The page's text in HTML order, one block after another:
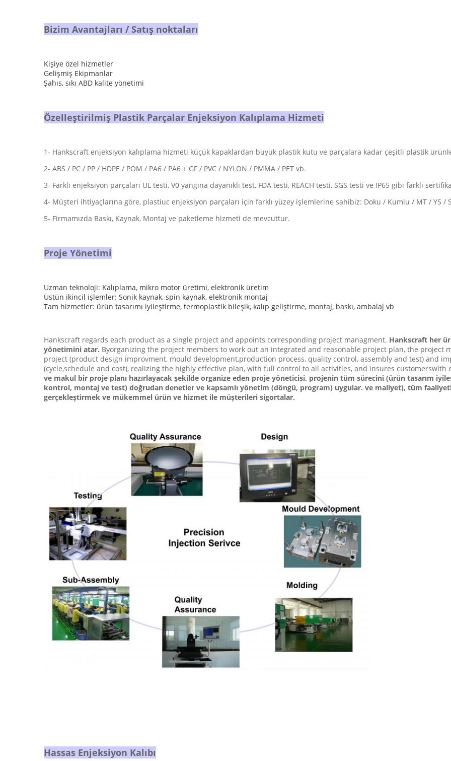
Bizim Avantajları / Satış noktaları
Kişiye özel hizmetler
Gelişmiş Ekipmanlar
Şahıs, sıkı ABD kalite yönetimi
Özelleştirilmiş Plastik Parçalar Enjeksiyon Kalıplama Hizmeti
1- Hankscraft enjeksiyon kalıplama hizmeti küçük kapaklardan büyük plastik kutu ve parçalara kadar çeşitli plastik
2- ABS / PC / PP / HDPE / POM / PA6 / PA6 + GF / PVC / NYLON / PMMA / PET vb.
3- Farklı enjeksiyon parçaları UL testi, V0 yangına dayanıklı test, FDA testi, REACH testi, SGS testi ve IP65 gibi farklı
4- Müşteri ihtiyaçlarına göre, plastiuc enjeksiyon parçaları için farklı yüzey işlemlerine sahibiz: Doku / Kumlu / MT / YS /
5- Firmamızda Baskı, Kaynak, Montaj ve paketleme hizmeti de mevcuttur.
Proje Yönetimi
Uzman teknoloji: Kalıplama, mikro motor üretimi, elektronik üretim
Üstün ikincil işlemler: Sonik kaynak, spin kaynak, elektronik montaj
Tam hizmetler: ürün tasarımı iyileştirme, termoplastik bileşik, kalıp geliştirme, montaj, baskı, ambalaj vb
Hankscraft regards each product as a single project and appoints corresponding project managment. Hankscraft her
yönetimini atar. Byorganizing the project members to work out an integrated and reasonable project plan, the project
project (product design improvment, mould development,production process, quality control, assembly and test) and
(cycle,schedule and cost), realizing the highly effective plan, with full control to all activities, and insures customerswith
ve makul bir proje planı hazırlayacak şekilde organize eden proje yöneticisi, projenin tüm sürecini (ürün tasarım
kontrol, montaj ve test) doğrudan denetler ve kapsamlı yönetim (döngü, program) uygular. ve maliyet), tüm
gerçekleştirmek ve mükemmel ürün ve hizmet ile müşterileri sigortalar.
Hassas Enjeksiyon Kalıbı